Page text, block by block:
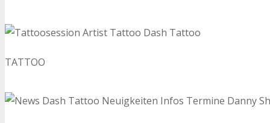
TATTOO